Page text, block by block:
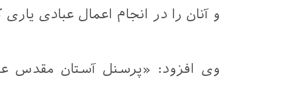
و آنان را در انجام اعمال عبادی یاری
وی افزود: «پرسنل آستان مقدس